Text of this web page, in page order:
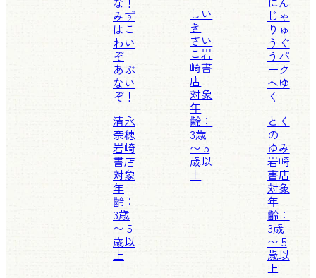
みず
はこ
わい
ぞ
あぶ
ない
ぞ！
清永
奈穂
岩崎
書店
対象
年
齢：
3歳
〜 5
歳以
上
しい
き
さい
こ岩
崎書
店
対象
年
齢：
3歳
〜 5
歳以
上
じゃ
りゅ
うぐ
うパ
ーク
へゆ
く
とく
の
ゆみ
岩崎
書店
対象
年
齢：
3歳
〜 5
歳以
上